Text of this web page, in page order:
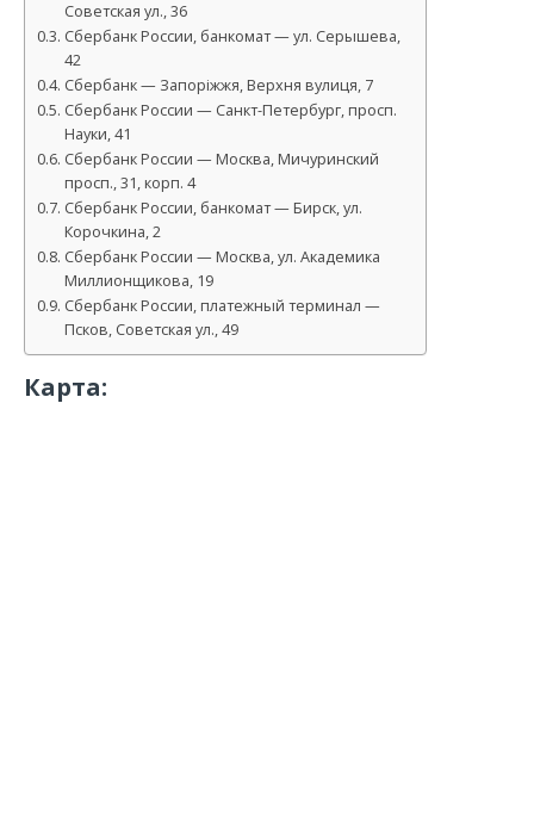
Советская ул., 36
Сбербанк России, банкомат — ул. Серышева,
42
Сбербанк — Запоріжжя, Верхня вулиця, 7
Сбербанк России — Санкт-Петербург, просп.
Науки, 41
Сбербанк России — Москва, Мичуринский
просп., 31, корп. 4
Сбербанк России, банкомат — Бирск, ул.
Корочкина, 2
Сбербанк России — Москва, ул. Академика
Миллионщикова, 19
Сбербанк России, платежный терминал —
Псков, Советская ул., 49
Карта: